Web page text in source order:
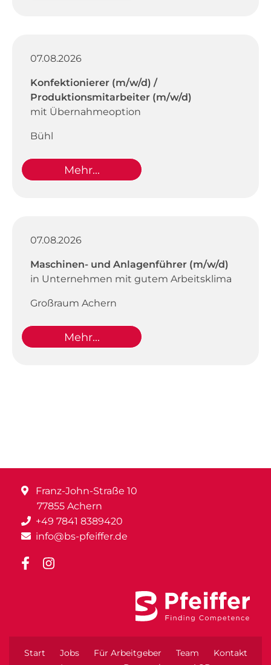
07.08.2026
Konfektionierer (m/w/d) /
Produktionsmitarbeiter (m/w/d)
mit Übernahmeoption
Bühl
Mehr...
07.08.2026
Maschinen- und Anlagenführer (m/w/d)
in Unternehmen mit gutem Arbeitsklima
Großraum Achern
Mehr...
Franz-John-Straße 10
77855 Achern
+49 7841 8389420
info@bs-pfeiffer.de
Start Jobs Für Arbeitgeber Team
Kontakt